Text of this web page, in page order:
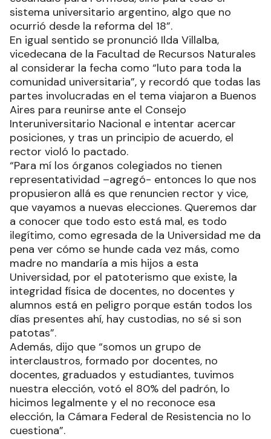
sistema universitario argentino, algo que no
ocurrió desde la reforma del 18”.
En igual sentido se pronunció Ilda Villalba,
vicedecana de la Facultad de Recursos Naturales
al considerar la fecha como “luto para toda la
comunidad universitaria”, y recordó que todas las
partes involucradas en el tema viajaron a Buenos
Aires para reunirse ante el Consejo
Interuniversitario Nacional e intentar acercar
posiciones, y tras un principio de acuerdo, el
rector violó lo pactado.
“Para mí los órganos colegiados no tienen
representatividad –agregó- entonces lo que nos
propusieron allá es que renuncien rector y vice,
que vayamos a nuevas elecciones. Queremos dar
a conocer que todo esto está mal, es todo
ilegítimo, como egresada de la Universidad me da
pena ver cómo se hunde cada vez más, como
madre no mandaría a mis hijos a esta
Universidad, por el patoterismo que existe, la
integridad física de docentes, no docentes y
alumnos está en peligro porque están todos los
días presentes ahí, hay custodias, no sé si son
patotas”.
Además, dijo que “somos un grupo de
interclaustros, formado por docentes, no
docentes, graduados y estudiantes, tuvimos
nuestra elección, votó el 80% del padrón, lo
hicimos legalmente y el no reconoce esa
elección, la Cámara Federal de Resistencia no lo
cuestiona”.